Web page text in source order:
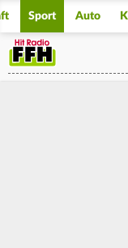
Sport Auto